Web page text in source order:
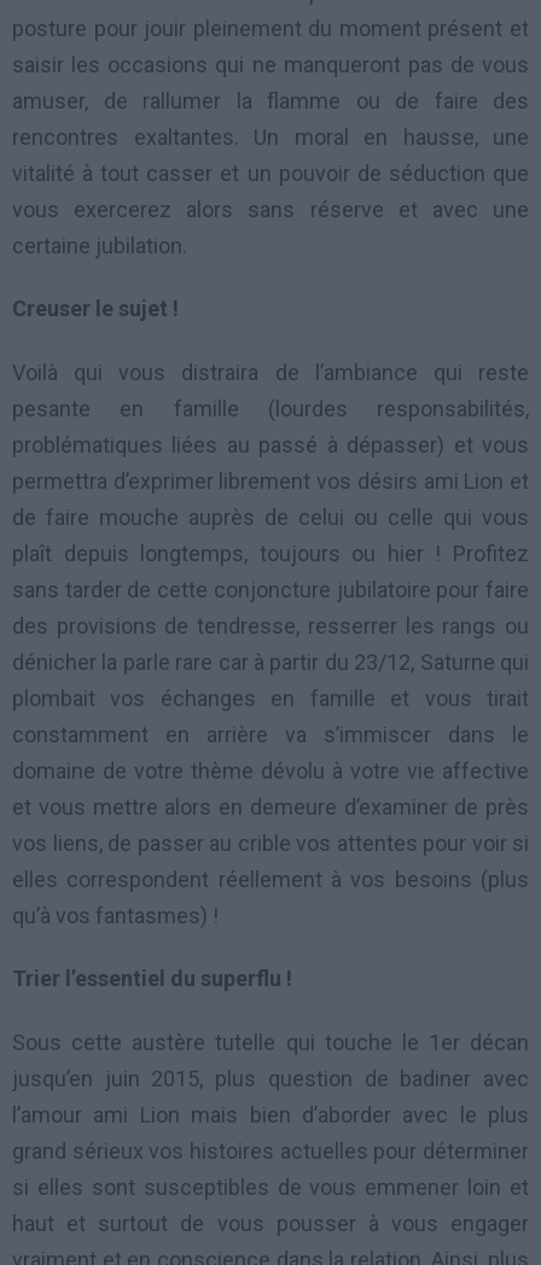
posture pour jouir pleinement du moment présent et
saisir les occasions qui ne manqueront pas de vous
amuser, de rallumer la flamme ou de faire des
rencontres exaltantes. Un moral en hausse, une
vitalité à tout casser et un pouvoir de séduction que
vous exercerez alors sans réserve et avec une
certaine jubilation.
Creuser le sujet !
Voilà qui vous distraira de l’ambiance qui reste
pesante en famille (lourdes responsabilités,
problématiques liées au passé à dépasser) et vous
permettra d’exprimer librement vos désirs ami Lion et
de faire mouche auprès de celui ou celle qui vous
plaît depuis longtemps, toujours ou hier ! Profitez
sans tarder de cette conjoncture jubilatoire pour faire
des provisions de tendresse, resserrer les rangs ou
dénicher la parle rare car à partir du 23/12, Saturne qui
plombait vos échanges en famille et vous tirait
constamment en arrière va s’immiscer dans le
domaine de votre thème dévolu à votre vie affective
et vous mettre alors en demeure d’examiner de près
vos liens, de passer au crible vos attentes pour voir si
elles correspondent réellement à vos besoins (plus
qu’à vos fantasmes) !
Trier l’essentiel du superflu !
Sous cette austère tutelle qui touche le 1er décan
jusqu’en juin 2015, plus question de badiner avec
l’amour ami Lion mais bien d’aborder avec le plus
grand sérieux vos histoires actuelles pour déterminer
si elles sont susceptibles de vous emmener loin et
haut et surtout de vous pousser à vous engager
vraiment et en conscience dans la relation. Ainsi, plus